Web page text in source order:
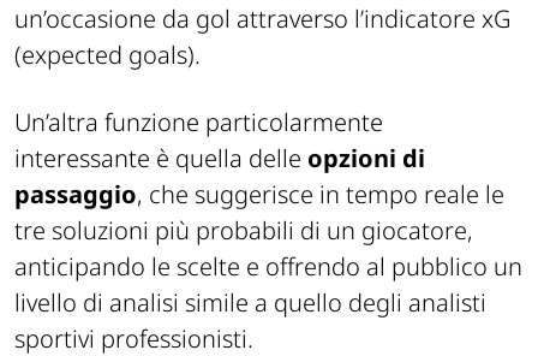
un’occasione da gol attraverso l’indicatore xG
(expected goals).
Un’altra funzione particolarmente
interessante è quella delle opzioni di
passaggio, che suggerisce in tempo reale le
tre soluzioni più probabili di un giocatore,
anticipando le scelte e offrendo al pubblico un
livello di analisi simile a quello degli analisti
sportivi professionisti.